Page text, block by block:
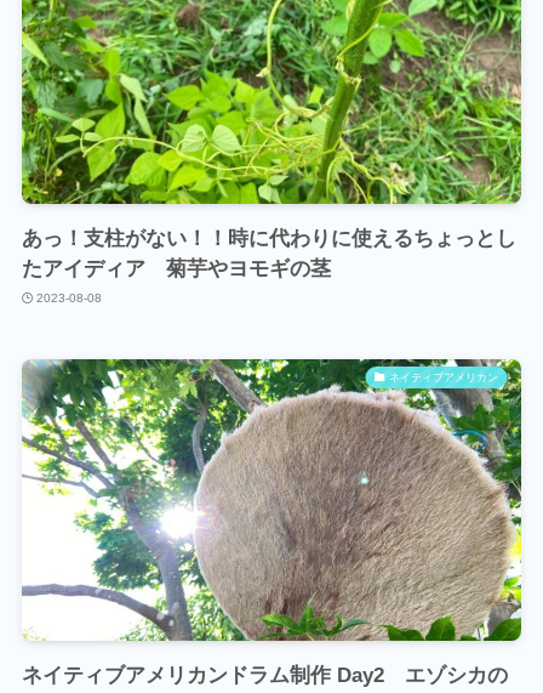
あっ！支柱がない！！時に代わりに使えるちょっとし
たアイディア 菊芋やヨモギの茎
2023-08-08
ネイティブアメリカン
ネイティブアメリカンドラム制作 Day2 エゾシカの